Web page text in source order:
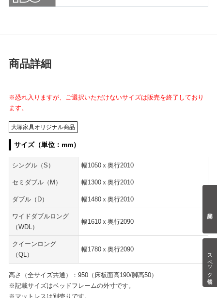
スペック情報
商品詳細
※恐れ入りますが、ご選択いただけないサイズは販売を終了しており
ます。
大塚家具オリジナル商品
サイズ（単位：mm）
シングル（S） 幅1050ｘ奥行2010
セミダブル（M） 幅1300ｘ奥行2010
ダブル（D） 幅1480ｘ奥行2010
ワイドダブルロング
（WDL）
幅1610ｘ奥行2090
クイーンロング
（QL）
幅1780ｘ奥行2090
高さ（全サイズ共通）：950（床板面高190/脚高50）
※記載サイズはベッドフレームの外寸です。
※マットレスは別売りです。